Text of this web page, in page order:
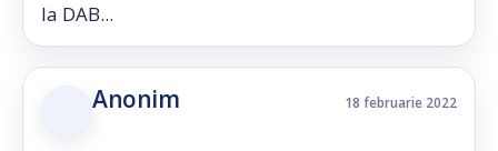
la DAB...
Anonim 18 februarie 2022